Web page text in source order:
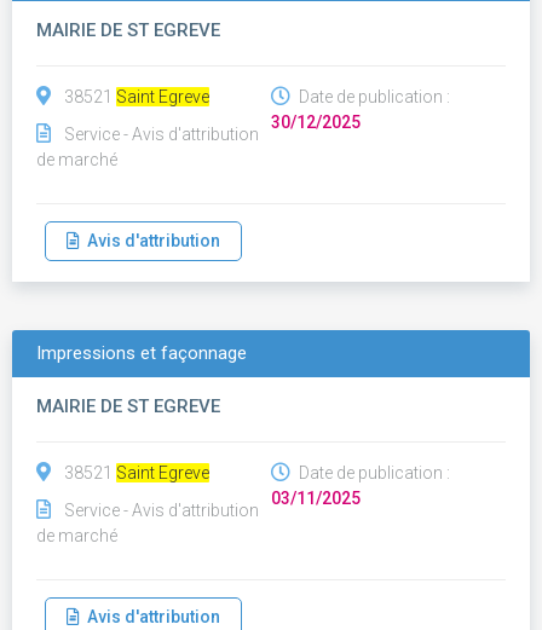
MAIRIE DE ST EGREVE
38521 Saint Egreve
Service - Avis d'attribution
de marché
Date de publication :
30/12/2025
Avis d'attribution
Impressions et façonnage
MAIRIE DE ST EGREVE
38521 Saint Egreve
Service - Avis d'attribution
de marché
Date de publication :
03/11/2025
Avis d'attribution